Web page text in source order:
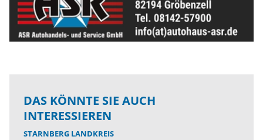
DAS KÖNNTE SIE AUCH
INTERESSIEREN
STARNBERG LANDKREIS